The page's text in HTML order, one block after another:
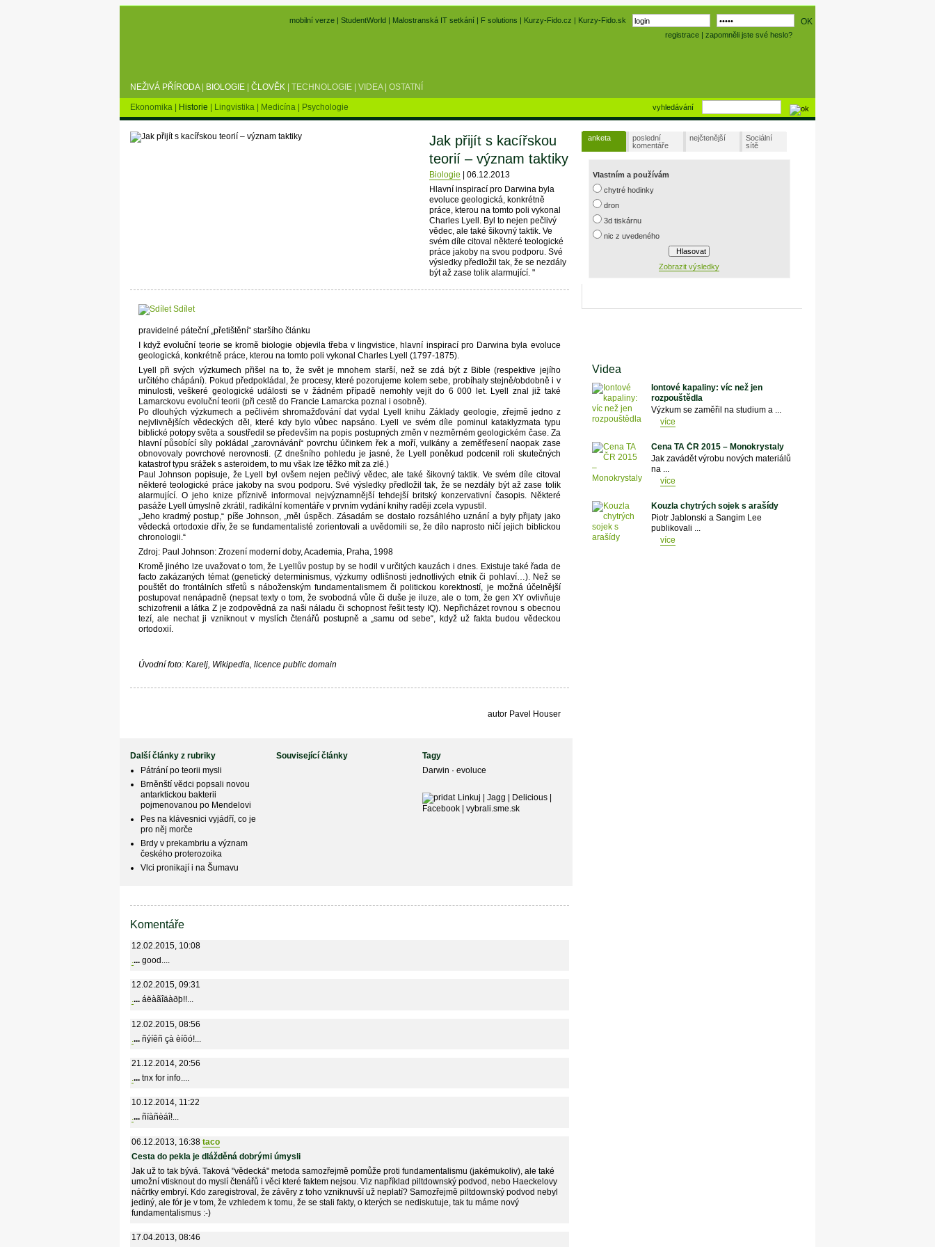
registrace | zapomněli jste své heslo?
mobilní verze |StudentWorld | Malostranská IT setkání | F solutions | Kurzy-Fido.cz | Kurzy-Fido.sk
NEŽIVÁ PŘÍRODA| BIOLOGIE | ČLOVĚK | TECHNOLOGIE | VIDEA| OSTATNÍ
Ekonomika | Historie | Lingvistika | Medicína | Psychologie vyhledávání
Jak přijít s kacířskou
teorií – význam taktiky
Biologie
06.12.2013
Hlavní inspirací pro Darwina byla
evoluce geologická, konkrétně
práce, kterou na tomto poli vykonal
Charles Lyell. Byl to nejen pečlivý
vědec, ale také šikovný taktik. Ve
svém díle citoval některé teologické
práce jakoby na svou podporu. Své
výsledky předložil tak, že se nezdály
být až zase tolik alarmující. "
Sdílet
pravidelné páteční „přetištění“ staršího článku
I když evoluční teorie se kromě biologie objevila třeba v lingvistice, hlavní inspirací pro Darwina byla evoluce
geologická, konkrétně práce, kterou na tomto poli vykonal Charles Lyell (1797-1875).
Lyell při svých výzkumech přišel na to, že svět je mnohem starší, než se zdá být z Bible (respektive jejího
určitého chápání). Pokud předpokládal, že procesy, které pozorujeme kolem sebe, probíhaly stejně/obdobně i v
minulosti, veškeré geologické události se v žádném případě nemohly vejít do 6 000 let. Lyell znal již také
Lamarckovu evoluční teorii (při cestě do Francie Lamarcka poznal i osobně).
Po dlouhých výzkumech a pečlivém shromažďování dat vydal Lyell knihu Základy geologie, zřejmě jedno z
nejvlivnějších vědeckých děl, které kdy bylo vůbec napsáno. Lyell ve svém díle pominul kataklyzmata typu
biblické potopy světa a soustředil se především na popis postupných změn v nezměrném geologickém čase. Za
hlavní působící síly pokládal „zarovnávání“ povrchu účinkem řek a moří, vulkány a zemětřesení naopak zase
obnovovaly povrchové nerovnosti. (Z dnešního pohledu je jasné, že Lyell poněkud podcenil roli skutečných
katastrof typu srážek s asteroidem, to mu však lze těžko mít za zlé.)
Paul Johnson popisuje, že Lyell byl ovšem nejen pečlivý vědec, ale také šikovný taktik. Ve svém díle citoval
některé teologické práce jakoby na svou podporu. Své výsledky předložil tak, že se nezdály být až zase tolik
alarmující. O jeho knize příznivě informoval nejvýznamnější tehdejší britský konzervativní časopis. Některé
pasáže Lyell úmyslně zkrátil, radikální komentáře v prvním vydání knihy raději zcela vypustil.
„Jeho kradmý postup,“ píše Johnson, „měl úspěch. Zásadám se dostalo rozsáhlého uznání a byly přijaty jako
vědecká ortodoxie dřív, že se fundamentalisté zorientovali a uvědomili se, že dílo naprosto ničí jejich biblickou
chronologii.“
Zdroj: Paul Johnson: Zrození moderní doby, Academia, Praha, 1998
Kromě jiného lze uvažovat o tom, že Lyellův postup by se hodil v určitých kauzách i dnes. Existuje také řada de
facto zakázaných témat (genetický determinismus, výzkumy odlišnosti jednotlivých etnik či pohlaví…). Než se
pouštět do frontálních střetů s náboženským fundamentalismem či politickou korektností, je možná účelnější
postupovat nenápadně (nepsat texty o tom, že svobodná vůle či duše je iluze, ale o tom, že gen XY ovlivňuje
schizofrenii a látka Z je zodpovědná za naši náladu či schopnost řešit testy IQ). Nepřicházet rovnou s obecnou
tezí, ale nechat ji vzniknout v myslích čtenářů postupně a „samu od sebe“, když už fakta budou vědeckou
ortodoxií.
Úvodní foto: Karelj, Wikipedia, licence public domain
autor Pavel Houser
Další články z rubriky
Pátrání po teorii mysli
Brněnští vědci popsali novou
antarktickou bakterii
pojmenovanou po Mendelovi
Pes na klávesnici vyjádří, co je
pro něj morče
Brdy v prekambriu a význam
českého proterozoika
Vlci pronikají i na Šumavu
Související články
Tagy
Darwin ·evoluce
Linkuj Jagg Delicious|
Facebook |vybrali.sme.sk
Komentáře
12.02.2015, 10:08
.... good....
12.02.2015, 09:31
.... áëàãîäàðþ!!...
12.02.2015, 08:56
.... ñýíêñ çà èíôó!...
21.12.2014, 20:56
.... tnx for info....
10.12.2014, 11:22
.... ñïàñèáî!...
06.12.2013, 16:38taco
Cesta do pekla je dlážděná dobrými úmysli
Jak už to tak bývá. Taková "vědecká" metoda samozřejmě pomůže proti fundamentalismu (jakémukoliv), ale také
umožní vtisknout do myslí čtenářů i věci které faktem nejsou. Viz například piltdownský podvod, nebo Haeckelovy
náčrtky embryí. Kdo zaregistroval, že závěry z toho vzniknuvší už neplatí? Samozřejmě piltdownský podvod nebyl
jediný, ale fór je v tom, že vzhledem k tomu, že se stali fakty, o kterých se nediskutuje, tak tu máme nový
fundamentalismus :-)
17.04.2013, 08:46
anketa
poslední
komentáře
nejčtenější
Sociální
sítě
Vlastním a používám
chytré hodinky
dron
3d tiskárnu
nic z uvedeného
Zobrazit výsledky
Videa
Iontové kapaliny: víc než jen
rozpouštědla
Výzkum se zaměřil na studium a ...
více
Cena TA ČR 2015 – Monokrystaly
Jak zavádět výrobu nových materiálů
na ...
více
Kouzla chytrých sojek s arašídy
Piotr Jablonski a Sangim Lee
publikovali ...
více